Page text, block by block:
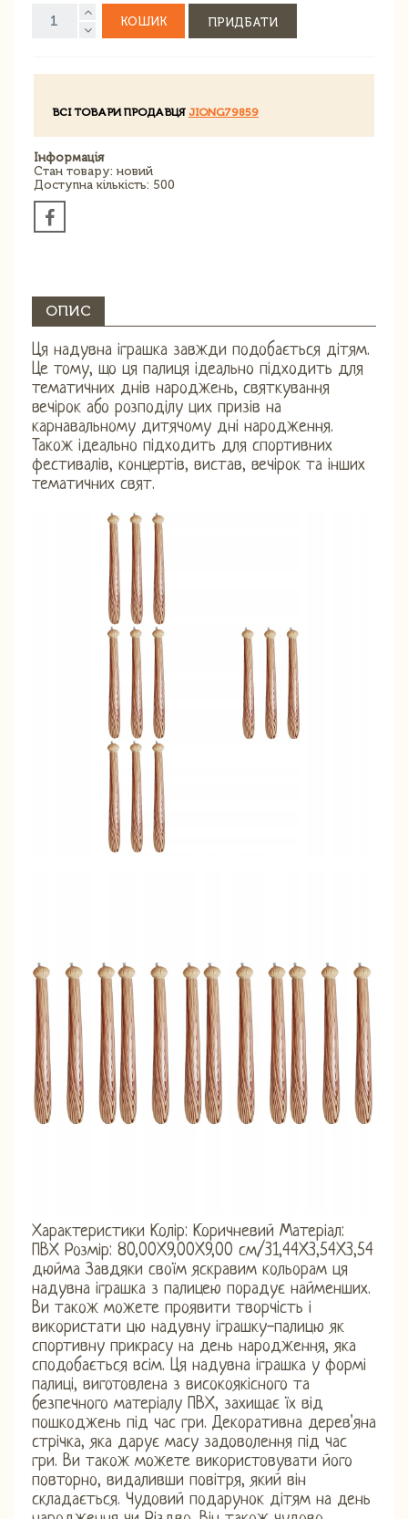
КОШИК ПРИДБАТИ
ВСІ ТОВАРИ ПРОДАВЦЯ JIONG79859
Інформація
Стан товару: новий
Доступна кількість: 500
ОПИС
Ця надувна іграшка завжди подобається дітям.
Це тому, що ця палиця ідеально підходить для
тематичних днів народжень, святкування
вечірок або розподілу цих призів на
карнавальному дитячому дні народження.
Також ідеально підходить для спортивних
фестивалів, концертів, вистав, вечірок та інших
тематичних свят.
Характеристики Колір: Коричневий Матеріал:
ПВХ Розмір: 80,00X9,00X9,00 см/31,44X3,54X3,54
дюйма Завдяки своїм яскравим кольорам ця
надувна іграшка з палицею порадує найменших.
Ви також можете проявити творчість і
використати цю надувну іграшку-палицю як
спортивну прикрасу на день народження, яка
сподобається всім. Ця надувна іграшка у формі
палиці, виготовлена ​​з високоякісного та
безпечного матеріалу ПВХ, захищає їх від
пошкоджень під час гри. Декоративна дерев'яна
стрічка, яка дарує масу задоволення під час
гри. Ви також можете використовувати його
повторно, видаливши повітря, який він
складається. Чудовий подарунок дітям на день